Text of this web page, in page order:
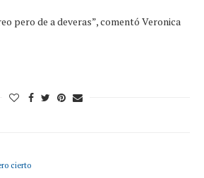
pero de a deveras”, comentó Veronica
cierto